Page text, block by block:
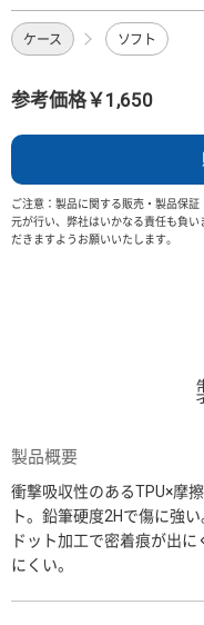
ケース ソフト
参考価格￥1,650
ご注意：製品に関する販売・製品保
元が行い、弊社はいかなる責任も負
だきますようお願いいたします。
製品概要
衝撃吸収性のあるTPU×摩
ト。鉛筆硬度2Hで傷に強
ドット加工で密着痕が出
にくい。